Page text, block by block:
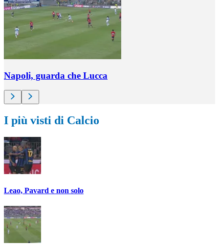
Napoli, guarda che Lucca
I più visti di Calcio
Leao, Pavard e non solo